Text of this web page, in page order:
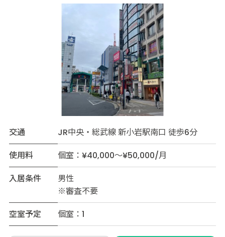
交通
JR中央・総武線 新小岩駅南口 徒歩6分
使用料
個室：¥40,000～¥50,000/月
入居条件
男性
※審査不要
空室予定
個室：1